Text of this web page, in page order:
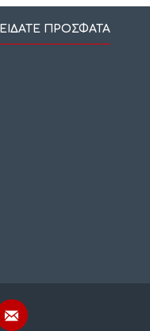
ΕΊΔΑΤΕ ΠΡΌΣΦΑΤΑ